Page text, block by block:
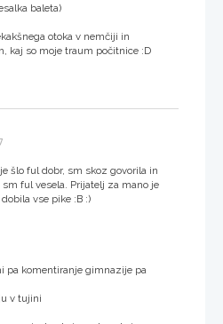
baleta)
otoka v nemčiji in
kaj so moje traum počitnice :D
šlo ful dobr, sm skoz govorila in
ful vesela. Prijatelj za mano je
vse pike :B :)
pa komentiranje gimnazije pa
v tujini